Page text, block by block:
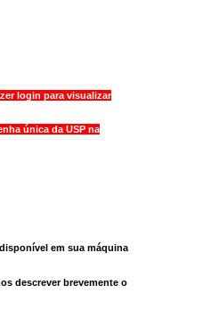
login para visualizar
única da USP na
em sua máquina
descrever brevemente o